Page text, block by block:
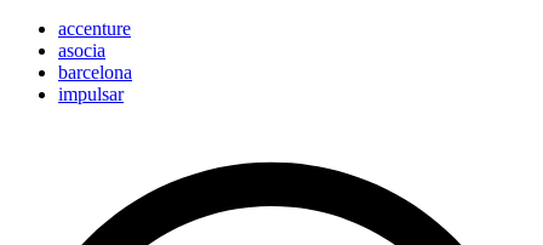
accenture
asocia
barcelona
impulsar